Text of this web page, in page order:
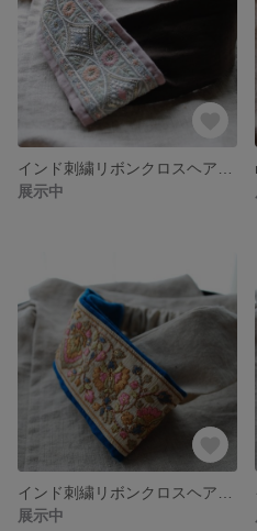
展示中
展示中